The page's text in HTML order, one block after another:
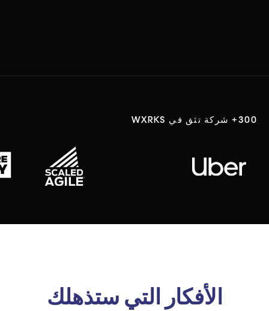
300+ شركة تثق في WXRKS
الأفكار التي ستذهلك